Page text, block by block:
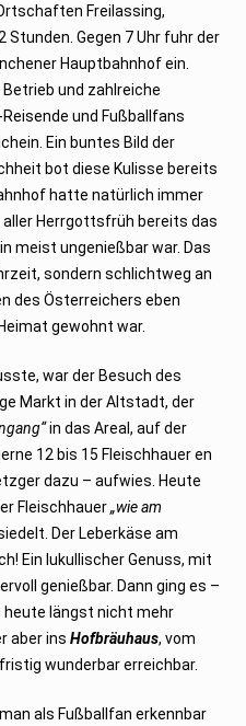
Freilassing,
Stunden. Gegen 7 Uhr fuhr der
Hauptbahnhof ein.
und zahlreiche
und Fußballfans
Ein buntes Bild der
bot diese Kulisse bereits
hatte natürlich immer
Herrgottsfrüh bereits das
meist ungenießbar war. Das
sondern schlichtweg an
des Österreichers eben
gewohnt war.
war der Besuch des
Markt in der Altstadt, der
in das Areal, auf der
12 bis 15 Fleischhauer en
dazu – aufwies. Heute
Fleischhauer„wie am
Der Leberkäse am
Ein lukullischer Genuss, mit
genießbar. Dann ging es –
heute längst nicht mehr
aber insHofbräuhaus, vom
wunderbar erreichbar.
als Fußballfan erkennbar